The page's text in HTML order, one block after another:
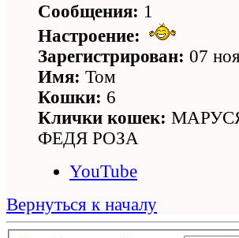
Сообщения: 1
Настроение:
Зарегистрирован: 07
Имя: Том
Кошки: 6
Клички кошек:
ФЕДЯ РОЗА
YouTube
Вернуться к началу